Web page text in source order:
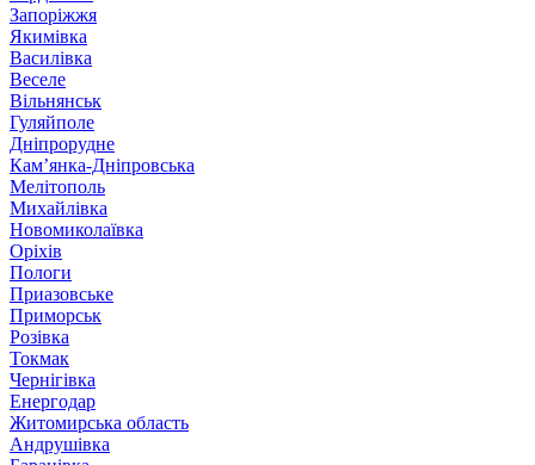
Запоріжжя
Якимівка
Василівка
Веселе
Вільнянськ
Гуляйполе
Дніпрорудне
Кам’янка-Дніпровська
Мелітополь
Михайлівка
Новомиколаївка
Оріхів
Пологи
Приазовське
Приморськ
Розівка
Токмак
Чернігівка
Енергодар
Житомирська область
Андрушівка